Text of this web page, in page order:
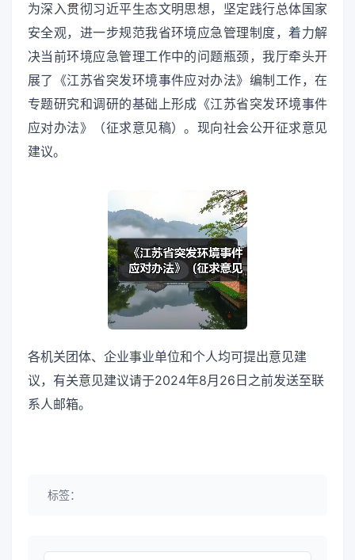
为深入贯彻习近平生态文明思想，坚定践行总体国家
安全观，进一步规范我省环境应急管理制度，着力解
决当前环境应急管理工作中的问题瓶颈，我厅牵头开
展了《江苏省突发环境事件应对办法》编制工作，在
专题研究和调研的基础上形成《江苏省突发环境事件
应对办法》（征求意见稿）。现向社会公开征求意见
建议。
各机关团体、企业事业单位和个人均可提出意见建
议，有关意见建议请于2024年8月26日之前发送至联
系人邮箱。
标签：